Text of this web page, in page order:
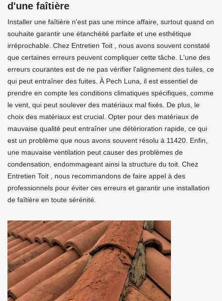
d'une faîtière
Installer une faîtière n'est pas une mince affaire, surtout quand on
souhaite garantir une étanchéité parfaite et une esthétique
irréprochable. Chez Entretien Toit , nous avons souvent constaté
que certaines erreurs peuvent compliquer cette tâche. L'une des
erreurs courantes est de ne pas vérifier l'alignement des tuiles, ce
qui peut entraîner des fuites. À Pech Luna, il est essentiel de
prendre en compte les conditions climatiques spécifiques, comme
le vent, qui peut soulever des matériaux mal fixés. De plus, le
choix des matériaux est crucial. Opter pour des matériaux de
mauvaise qualité peut entraîner une détérioration rapide, ce qui
est un problème que nous avons souvent résolu à 11420. Enfin,
une mauvaise ventilation peut causer des problèmes de
condensation, endommageant ainsi la structure du toit. Chez
Entretien Toit , nous recommandons de faire appel à des
professionnels pour éviter ces erreurs et garantir une installation
de faîtière en toute sérénité.